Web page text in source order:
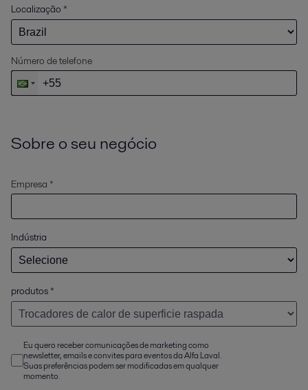
Localização *
Número de telefone
Sobre o seu negócio
Empresa *
Indústria
produtos *
Eu quero receber comunicações de marketing como
newsletter, emails e convites para eventos da Alfa Laval.
Suas preferências podem ser modificadas em qualquer
momento.